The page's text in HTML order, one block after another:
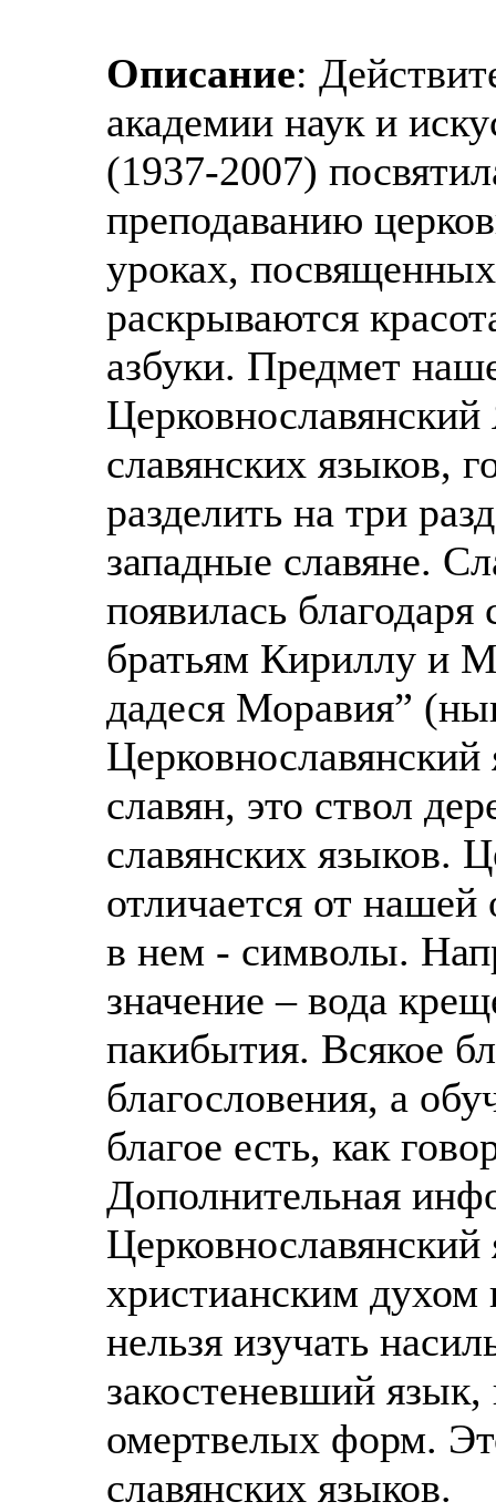
Описание:
академии наук и
(1937-2007)
преподаванию
уроках,
раскрываются
азбуки. Предмет
славянских языков,
разделить на три
западные славяне.
появилась
братьям Кириллу и
дадеся Моравия”
славян, это ствол
славянских языков.
отличается от
в нем - символы.
значение – вода
пакибытия. Всякое
благословения, а
благое есть, как
Дополнительная
христианским духом
нельзя изучать
закостеневший язык,
омертвелых форм.
славянских языков.